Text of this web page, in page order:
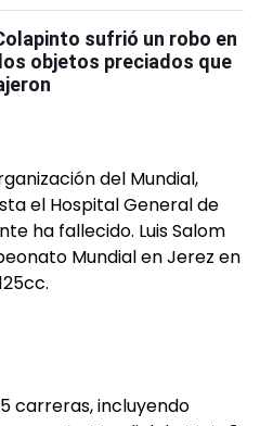
sufrió un robo en
objetos preciados que
del Mundial,
el Hospital General de
ha fallecido. Luis Salom
Mundial en Jerez en
carreras, incluyendo